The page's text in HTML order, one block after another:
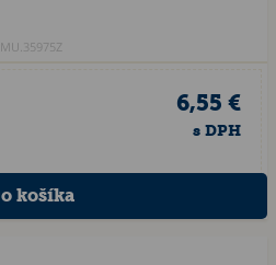
MU.35975Z
6,55 €
s DPH